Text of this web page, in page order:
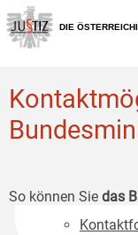
Zur
Hauptnavigation
[1]
Zum
Inhalt
[2]
Zum
Untermenü
[3]
DIE
So können Sie das